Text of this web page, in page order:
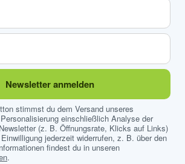
Newsletter anmelden
stimmst du dem Versand unseres
einschließlich Analyse der
(z. B. Öffnungsrate, Klicks auf Links)
jederzeit widerrufen, z. B. über den
findest du in unseren
.